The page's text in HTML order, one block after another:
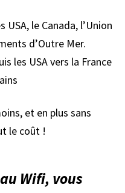
USA, le Canada, l’Union
d’Outre Mer.
les USA vers la France
et en plus sans
le coût !
Wifi, vous